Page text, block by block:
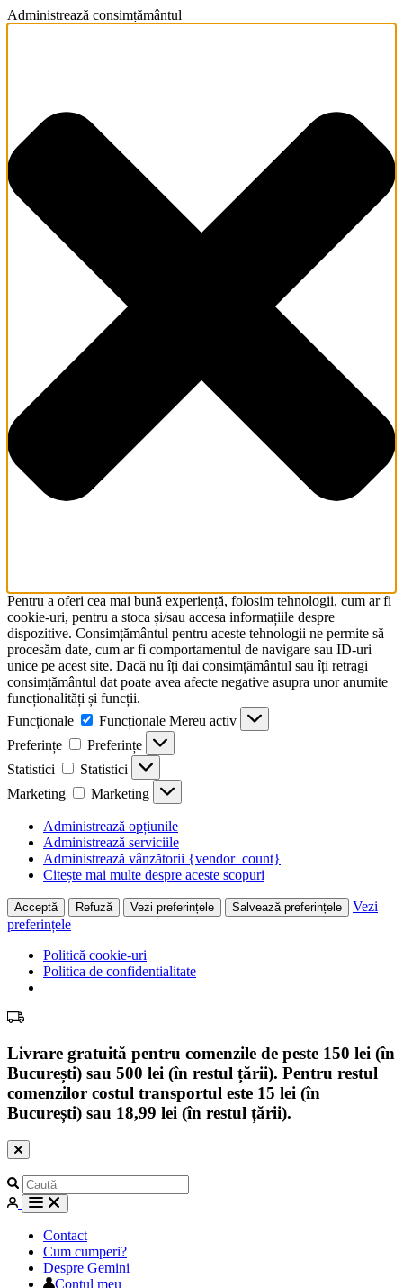
Administrează consimțământul
Pentru a oferi cea mai bună experiență, folosim tehnologii, cum ar fi
cookie-uri, pentru a stoca și/sau accesa informațiile despre
dispozitive. Consimțământul pentru aceste tehnologii ne permite să
procesăm date, cum ar fi comportamentul de navigare sau ID-uri
unice pe acest site. Dacă nu îți dai consimțământul sau îți retragi
consimțământul dat poate avea afecte negative asupra unor anumite
funcționalități și funcții.
Funcționale
Funcționale Mereu activ
Preferințe
Preferințe
Statistici
Statistici
Marketing
Marketing
Administrează opțiunile
Administrează serviciile
Administrează vânzătorii {vendor_count}
Citește mai multe despre aceste scopuri
Acceptă Refuză Vezi preferințele Salvează preferințele
Vezi
preferințele
Politică cookie-uri
Politica de confidentialitate
Livrare gratuită pentru comenzile de peste 150 lei (în
București) sau 500 lei (în restul țării). Pentru restul
comenzilor costul transportul este 15 lei (în
București) sau 18,99 lei (în restul țării).
Contact
Cum cumperi?
Despre Gemini
Contul meu